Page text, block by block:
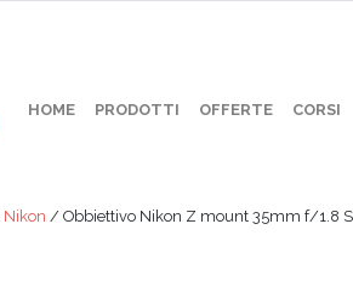
HOME PRODOTTI OFFERTE CORSI
Nikon / Obbiettivo Nikon Z mount 35mm f/1.8 S